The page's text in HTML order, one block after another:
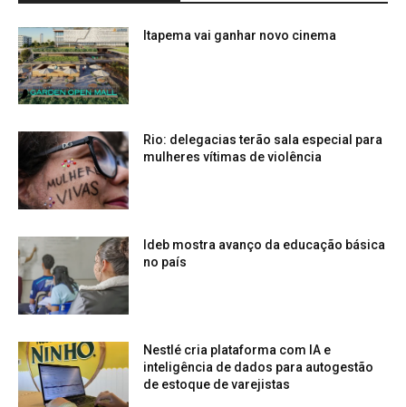
Itapema vai ganhar novo cinema
Rio: delegacias terão sala especial para
mulheres vítimas de violência
Ideb mostra avanço da educação básica
no país
Nestlé cria plataforma com IA e
inteligência de dados para autogestão
de estoque de varejistas